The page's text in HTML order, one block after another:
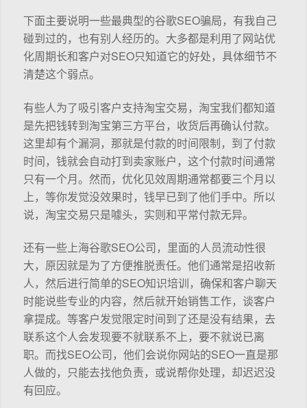
下面主要说明一些最典型的谷歌SEO骗局，有我自己
碰到过的，也有别人经历的。大多都是利用了网站优
化周期长和客户对SEO只知道它的好处，具体细节不
清楚这个弱点。
有些人为了吸引客户支持淘宝交易，淘宝我们都知道
是先把钱转到淘宝第三方平台，收货后再确认付款。
这里却有个漏洞，那就是付款的时间限制，到了付款
时间，钱就会自动打到卖家账户，这个付款时间通常
只有一个月。然而，优化见效周期通常都要三个月以
上，等你发觉没效果时，钱早已到了他们手中。所以
说，淘宝交易只是噱头，实则和平常付款无异。
还有一些上海谷歌SEO公司，里面的人员流动性很
大，原因就是为了方便推脱责任。他们通常是招收新
人，然后进行简单的SEO知识培训，确保和客户聊天
时能说些专业的内容，然后就开始销售工作，谈客户
拿提成。等客户发觉限定时间到了还是没有结果，去
联系这个人会发现要不就联系不上，要不就说已离
职。而找SEO公司，他们会说你网站的SEO一直是那
人做的，只能去找他负责，或说帮你处理，却迟迟没
有回应。